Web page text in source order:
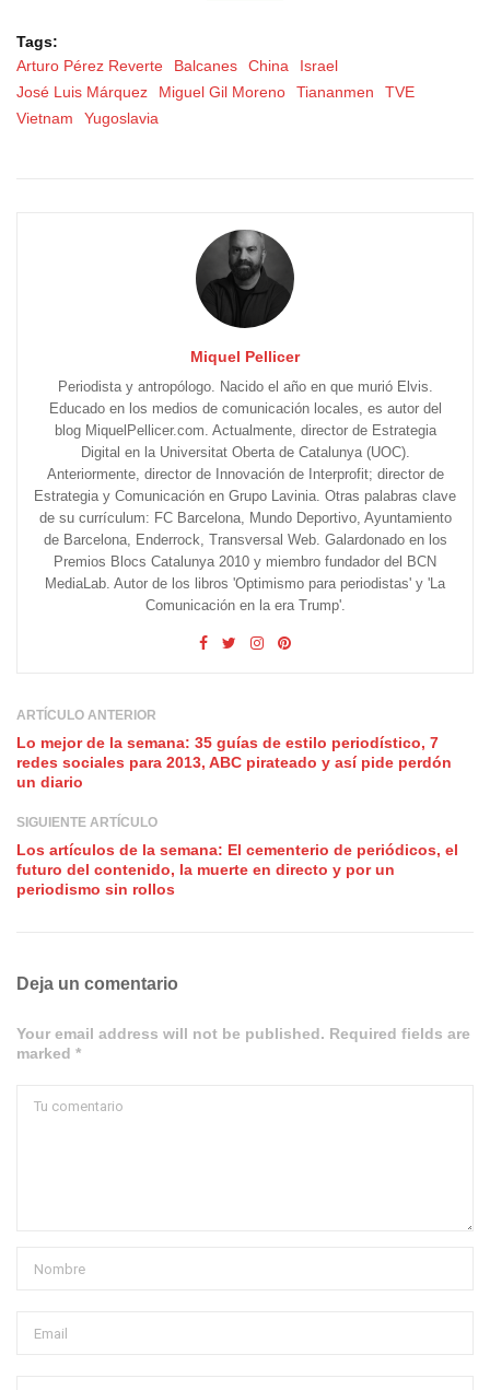
Tags:
Arturo Pérez Reverte
Balcanes China
Israel
José Luis Márquez
Miguel Gil Moreno Tiananmen
TVE
Vietnam
Yugoslavia
Miquel Pellicer
Periodista y antropólogo. Nacido el año en que murió Elvis.
Educado en los medios de comunicación locales, es autor del
blog MiquelPellicer.com. Actualmente, director de Estrategia
Digital en la Universitat Oberta de Catalunya (UOC).
Anteriormente, director de Innovación de Interprofit; director de
Estrategia y Comunicación en Grupo Lavinia. Otras palabras clave
de su currículum: FC Barcelona, Mundo Deportivo, Ayuntamiento
de Barcelona, Enderrock, Transversal Web. Galardonado en los
Premios Blocs Catalunya 2010 y miembro fundador del BCN
MediaLab. Autor de los libros 'Optimismo para periodistas' y 'La
Comunicación en la era Trump'.
ARTÍCULO ANTERIOR
Lo mejor de la semana: 35 guías de estilo periodístico, 7
redes sociales para 2013, ABC pirateado y así pide perdón
un diario
SIGUIENTE ARTÍCULO
Los artículos de la semana: El cementerio de periódicos, el
futuro del contenido, la muerte en directo y por un
periodismo sin rollos
Deja un comentario
Your email address will not be published. Required fields are
marked *